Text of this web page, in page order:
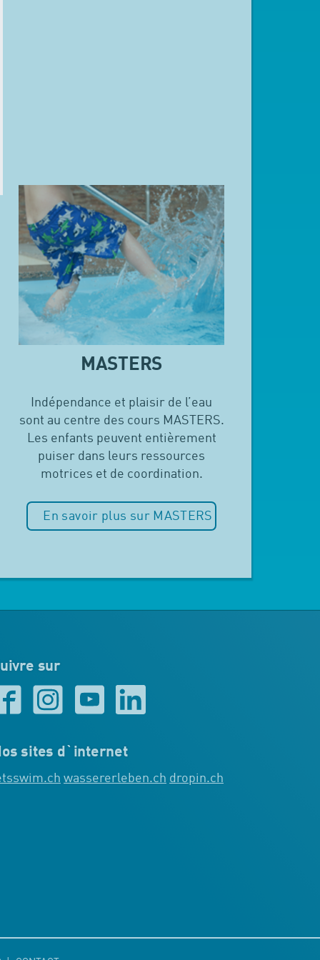
MASTERS
Indépendance et plaisir de l’eau
sont au centre des cours MASTERS.
Les enfants peuvent entièrement
puiser dans leurs ressources
motrices et de coordination.
En savoir plus sur MASTERS
sur
sites d`internet
wassererleben.ch dropin.ch